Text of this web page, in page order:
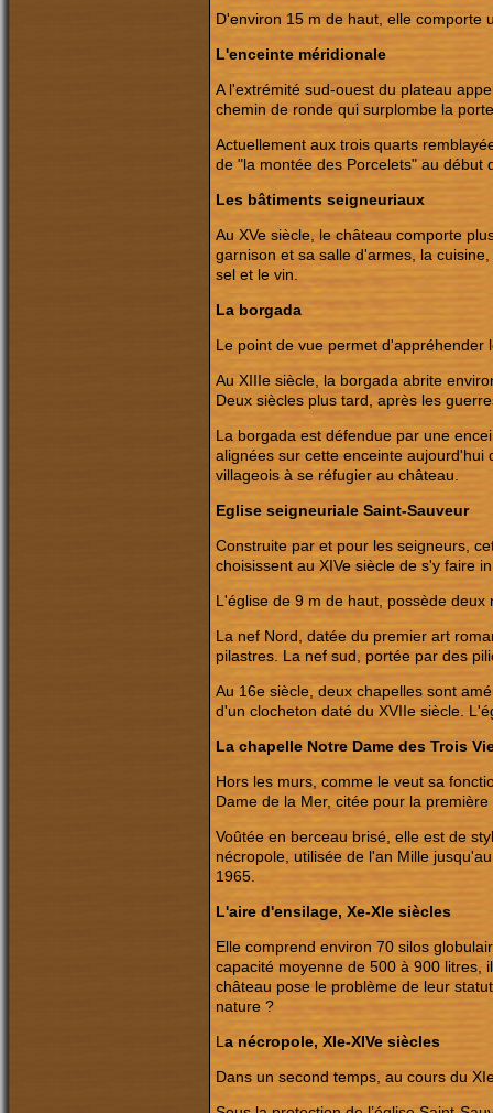
D'environ 15 m de haut, elle comporte
L'enceinte méridionale
A l'extrémité sud-ouest du plateau
chemin de ronde qui surplombe la
Actuellement aux trois quarts
de "la montée des Porcelets" au début
Les bâtiments seigneuriaux
Au XVe siècle, le château comporte
garnison et sa salle d'armes, la
sel et le vin.
La borgada
Le point de vue permet
Au XIIIe siècle, la borgada abrite
Deux siècles plus tard, après les
La borgada est défendue par une
alignées sur cette enceinte
villageois à se réfugier au château.
Eglise seigneuriale Saint-Sauveur
Construite par et pour les seigneurs,
choisissent au XIVe siècle de s'y faire
L'église de 9 m de haut, possède deux
La nef Nord, datée du premier art
pilastres. La nef sud, portée par des
Au 16e siècle, deux chapelles sont
d'un clocheton daté du XVIIe siècle.
La chapelle Notre Dame des Trois
Hors les murs, comme le veut sa
Dame de la Mer, citée pour la première
Voûtée en berceau brisé, elle est de
nécropole, utilisée de l'an Mille
1965.
L'aire d'ensilage, Xe-XIe siècles
Elle comprend environ 70 silos
capacité moyenne de 500 à 900 litres,
château pose le problème de leur
nature ?
L a nécropole, XIe-XIVe siècles
Dans un second temps, au cours du